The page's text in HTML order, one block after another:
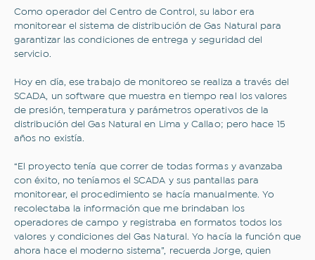
Como operador del Centro de Control, su labor era
monitorear el sistema de distribución de Gas Natural para
garantizar las condiciones de entrega y seguridad del
servicio.
Hoy en día, ese trabajo de monitoreo se realiza a través del
SCADA, un software que muestra en tiempo real los valores
de presión, temperatura y parámetros operativos de la
distribución del Gas Natural en Lima y Callao; pero hace 15
años no existía.
“El proyecto tenía que correr de todas formas y avanzaba
con éxito, no teníamos el SCADA y sus pantallas para
monitorear, el procedimiento se hacía manualmente. Yo
recolectaba la información que me brindaban los
operadores de campo y registraba en formatos todos los
valores y condiciones del Gas Natural. Yo hacía la función que
ahora hace el moderno sistema”, recuerda Jorge, quien